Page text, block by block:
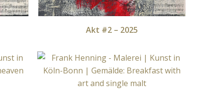
Akt #2 – 2025